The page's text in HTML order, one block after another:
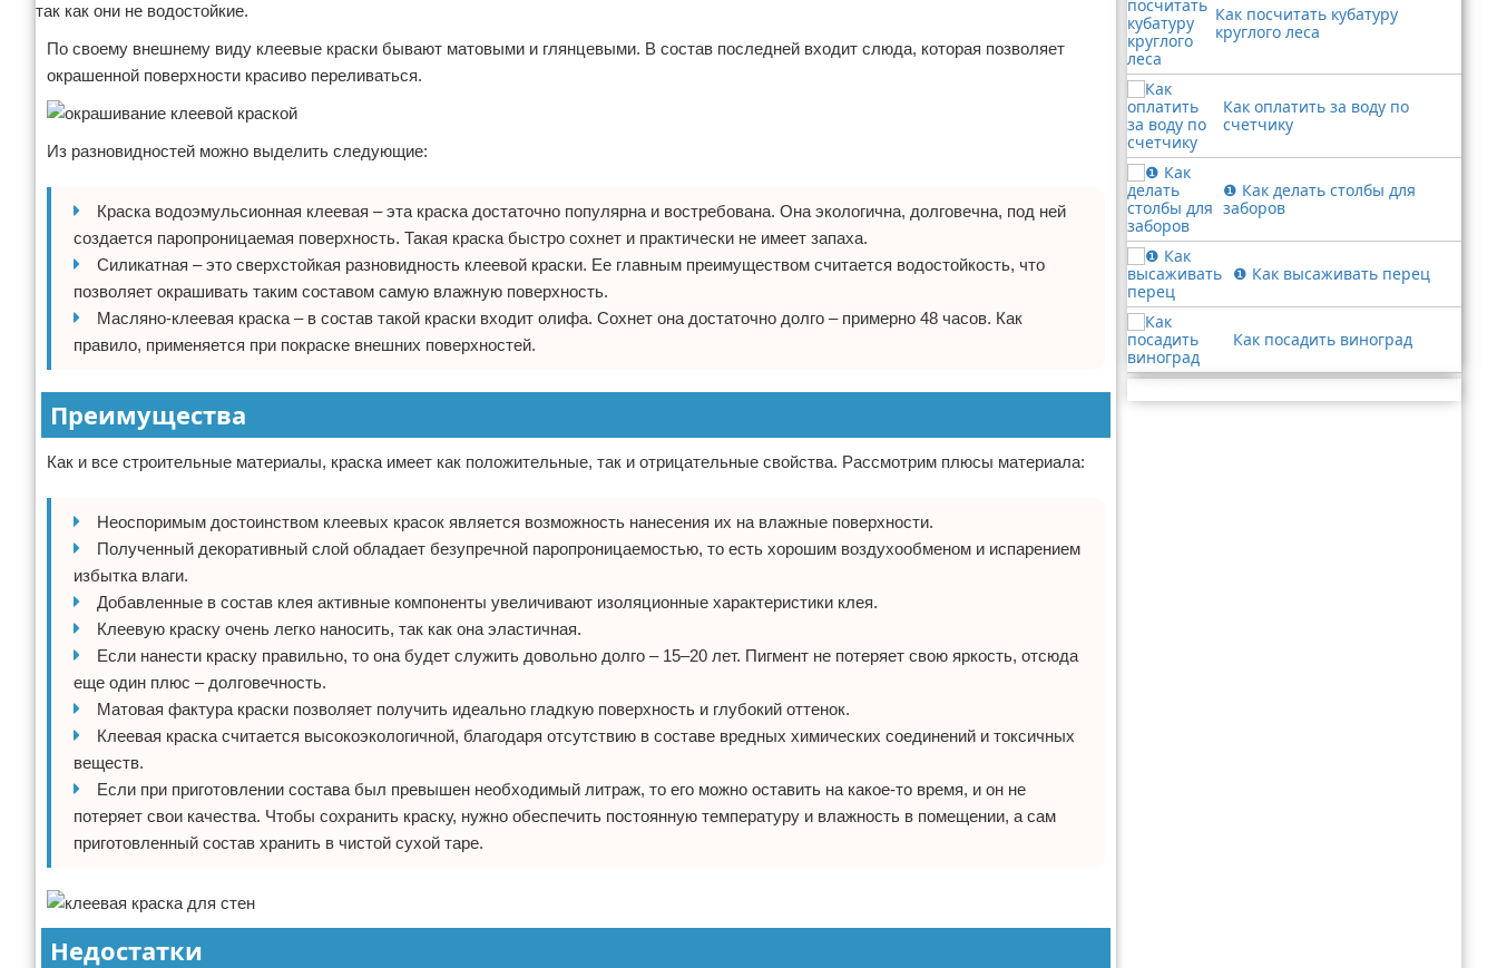
так как они не водостойкие.
По своему внешнему виду клеевые краски бывают матовыми и глянцевыми. В состав последней входит слюда, которая позволяет
окрашенной поверхности красиво переливаться.
Из разновидностей можно выделить следующие:
Краска водоэмульсионная клеевая – эта краска достаточно популярна и востребована. Она экологична, долговечна, под ней
создается паропроницаемая поверхность. Такая краска быстро сохнет и практически не имеет запаха.
Силикатная – это сверхстойкая разновидность клеевой краски. Ее главным преимуществом считается водостойкость, что
позволяет окрашивать таким составом самую влажную поверхность.
Масляно-клеевая краска – в состав такой краски входит олифа. Сохнет она достаточно долго – примерно 48 часов. Как
правило, применяется при покраске внешних поверхностей.
Преимущества
Как и все строительные материалы, краска имеет как положительные, так и отрицательные свойства. Рассмотрим плюсы материала:
Неоспоримым достоинством клеевых красок является возможность нанесения их на влажные поверхности.
Полученный декоративный слой обладает безупречной паропроницаемостью, то есть хорошим воздухообменом и испарением
избытка влаги.
Добавленные в состав клея активные компоненты увеличивают изоляционные характеристики клея.
Клеевую краску очень легко наносить, так как она эластичная.
Если нанести краску правильно, то она будет служить довольно долго – 15–20 лет. Пигмент не потеряет свою яркость, отсюда
еще один плюс – долговечность.
Матовая фактура краски позволяет получить идеально гладкую поверхность и глубокий оттенок.
Клеевая краска считается высокоэкологичной, благодаря отсутствию в составе вредных химических соединений и токсичных
веществ.
Если при приготовлении состава был превышен необходимый литраж, то его можно оставить на какое-то время, и он не
потеряет свои качества. Чтобы сохранить краску, нужно обеспечить постоянную температуру и влажность в помещении, а сам
приготовленный состав хранить в чистой сухой таре.
Недостатки
Как посчитать кубатуру
круглого леса
Как оплатить за воду по
счетчику
❶ Как делать столбы для
заборов
❶ Как высаживать перец
Как посадить виноград